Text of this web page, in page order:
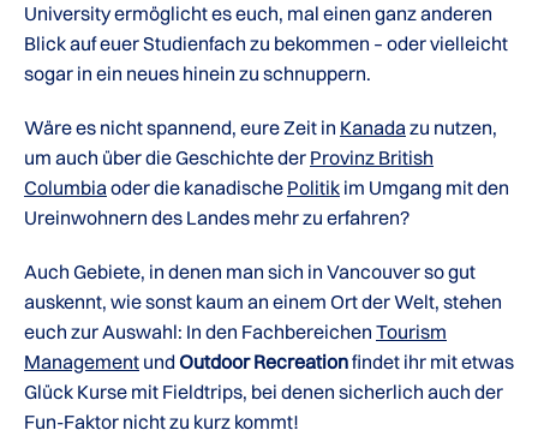
University ermöglicht es euch, mal einen ganz anderen
Blick auf euer Studienfach zu bekommen – oder vielleicht
sogar in ein neues hinein zu schnuppern.
Wäre es nicht spannend, eure Zeit in Kanadazu nutzen,
um auch über die Geschichte der Provinz British
Columbiaoder die kanadische Politik im Umgang mit den
Ureinwohnern des Landes mehr zu erfahren?
Auch Gebiete, in denen man sich in Vancouver so gut
auskennt, wie sonst kaum an einem Ort der Welt, stehen
euch zur Auswahl: In den Fachbereichen Tourism
Management und Outdoor Recreationfindet ihr mit etwas
Glück Kurse mit Fieldtrips, bei denen sicherlich auch der
Fun-Faktor nicht zu kurz kommt!